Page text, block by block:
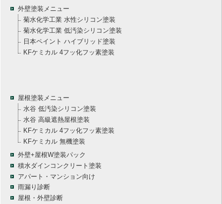
外壁塗装メニュー
菊水化学工業 水性シリコン塗装
菊水化学工業 低汚染シリコン塗装
日本ペイント ハイブリッド塗装
KFケミカル 4フッ化フッ素塗装
屋根塗装メニュー
水谷 低汚染シリコン塗装
水谷 高級遮熱屋根塗装
KFケミカル 4フッ化フッ素塗装
KFケミカル 無機塗装
外壁+屋根W塗装パック
積水ダインコンクリート塗装
アパート・マンション向け
雨漏り診断
屋根・外壁診断